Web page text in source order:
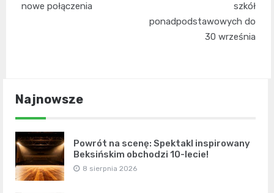
nowe połączenia
szkół
ponadpodstawowych do
30 września
Najnowsze
Powrót na scenę: Spektakl inspirowany
Beksińskim obchodzi 10-lecie!
8 sierpnia 2026